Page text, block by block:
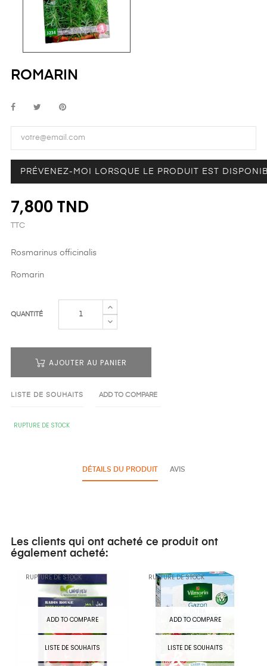
ROMARIN
PRÉVENEZ-MOI LORSQUE LE PRODUIT EST
7,800 TND
TTC
Rosmarinus officinalis
Romarin
QUANTITÉ
AJOUTER AU PANIER
LISTE DE SOUHAITS ADD TO COMPARE
RUPTURE DE STOCK
DÉTAILS DU PRODUIT AVIS
Les clients qui ont acheté ce produit ont
également acheté:
RUPTURE DE STOCK
ADD TO COMPARE
LISTE DE SOUHAITS
RUPTURE DE STOCK
ADD TO COMPARE
LISTE DE SOUHAITS